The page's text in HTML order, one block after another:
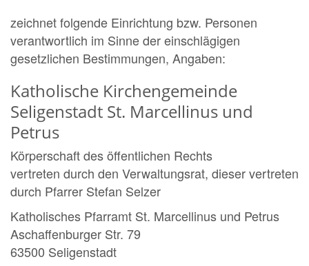
zeichnet folgende Einrichtung bzw. Personen
verantwortlich im Sinne der einschlägigen
gesetzlichen Bestimmungen, Angaben:
Katholische Kirchengemeinde
Seligenstadt St. Marcellinus und
Petrus
Körperschaft des öffentlichen Rechts
vertreten durch den Verwaltungsrat, dieser vertreten
durch Pfarrer Stefan Selzer
Katholisches Pfarramt St. Marcellinus und Petrus
Aschaffenburger Str. 79
63500 Seligenstadt